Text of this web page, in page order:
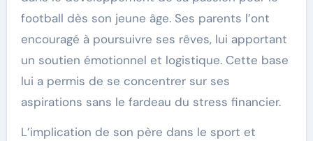
football dès son jeune âge. Ses parents l’ont
encouragé à poursuivre ses rêves, lui apportant
un soutien émotionnel et logistique. Cette base
lui a permis de se concentrer sur ses
aspirations sans le fardeau du stress financier.
L’implication de son père dans le sport et